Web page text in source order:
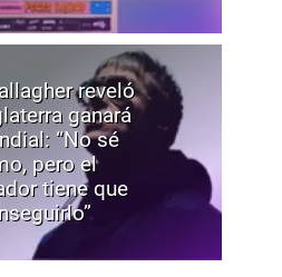
reveló
ganará
“No sé
pero el
tiene que